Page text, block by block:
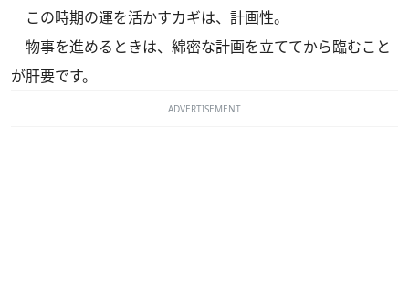
この時期の運を活かすカギは、計画性。
物事を進めるときは、綿密な計画を立ててから臨むこと
が肝要です。
ADVERTISEMENT